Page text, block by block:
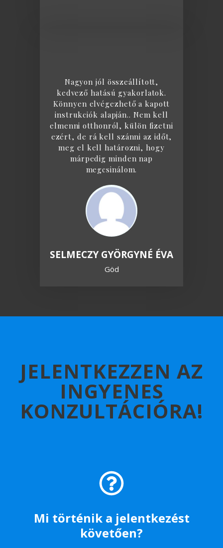
Nagyon jól összeállított,
kedvező hatású gyakorlatok.
Könnyen elvégezhető a kapott
instrukciók alapján.. Nem kell
elmenni otthonról, külön fizetni
ezért, de rá kell szánni az időt,
meg el kell határozni, hogy
márpedig minden nap
megcsinálom.
SELMECZY GYÖRGYNÉ ÉVA
Göd
JELENTKEZZEN AZ
INGYENES
KONZULTÁCIÓRA!
Mi történik a jelentkezést
követően?